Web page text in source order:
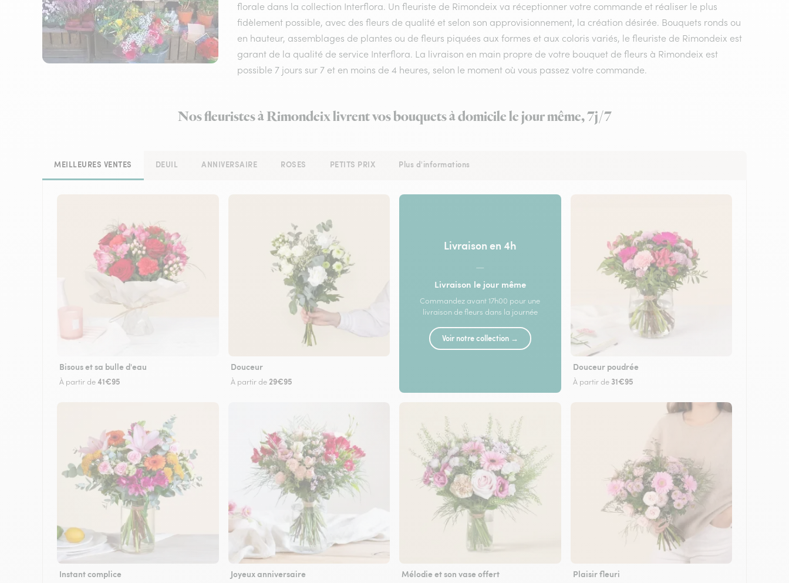
florale dans la collection Interflora. Un fleuriste de Rimondeix va réceptionner votre commande et réaliser le plus
fidèlement possible, avec des fleurs de qualité et selon son approvisionnement, la création désirée. Bouquets ronds ou
en hauteur, assemblages de plantes ou de fleurs piquées aux formes et aux coloris variés, le fleuriste de Rimondeix est
garant de la qualité de service Interflora. La livraison en main propre de votre bouquet de fleurs à Rimondeix est
possible 7 jours sur 7 et en moins de 4 heures, selon le moment où vous passez votre commande.
Nos fleuristes à Rimondeix livrent vos bouquets à domicile le jour même, 7j/7
MEILLEURES VENTES DEUIL ANNIVERSAIRE ROSES PETITS PRIX Plus d'informations
Bisous et sa bulle d'eau
À partir de41€95
Douceur
À partir de 29€95
Livraison en 4h
—
Livraison le jour même
Commandez avant 17h00 pour une
livraison de fleurs dans la journée
Voir notre collection →
Douceur poudrée
À partir de 31€95
Instant complice Joyeux anniversaire Mélodie et son vase offert Plaisir fleuri